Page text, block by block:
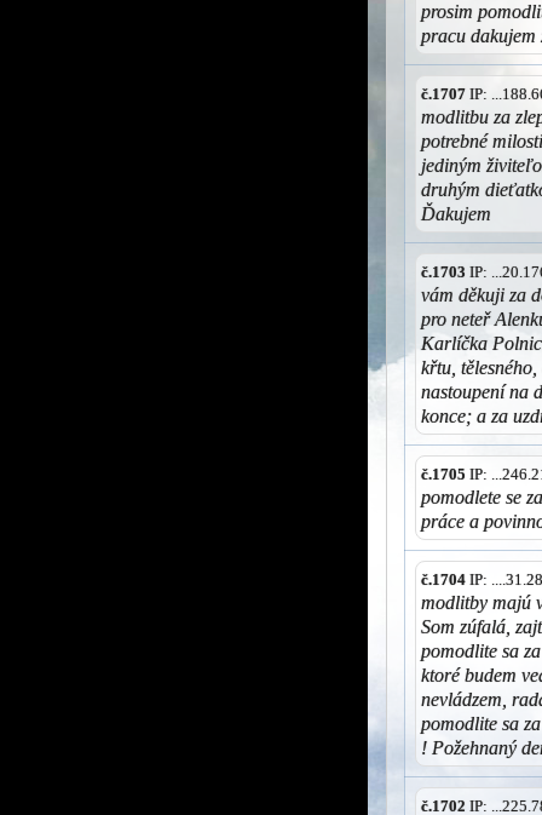
prosim
pracu dakujem
č.1707 IP:
modlitbu za
potrebné
jediným
druhým
Ďakujem
č.1703 IP:
vám děkuji za
pro neteř
Karlíčka
křtu,
nastoupení na
konce; a za
č.1705 IP:
pomodlete se
práce a
č.1704 IP:
modlitby majú
Som zúfalá,
pomodlite sa
ktoré budem
nevládzem,
pomodlite sa
! Požehnaný
č.1702 IP: